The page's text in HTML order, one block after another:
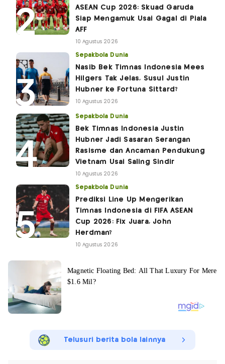
ASEAN Cup 2026: Skuad Garuda
Siap Mengamuk Usai Gagal di Piala
AFF
10 Agustus 2026
Sepakbola Dunia
Nasib Bek Timnas Indonesia Mees
Hilgers Tak Jelas, Susul Justin
Hubner ke Fortuna Sittard?
10 Agustus 2026
Sepakbola Dunia
Bek Timnas Indonesia Justin
Hubner Jadi Sasaran Serangan
Rasisme dan Ancaman Pendukung
Vietnam Usai Saling Sindir
10 Agustus 2026
Sepakbola Dunia
Prediksi Line Up Mengerikan
Timnas Indonesia di FIFA ASEAN
Cup 2026: Fix Juara, John
Herdman?
10 Agustus 2026
Telusuri berita bola lainnya